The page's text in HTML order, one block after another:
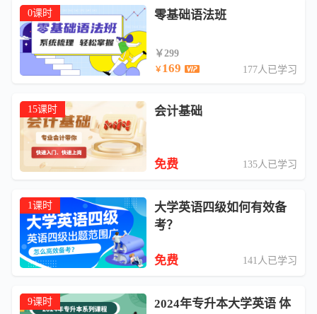
0课时 零基础语法班
￥299
￥169 177人已学习
15课时 会计基础
免费 135人已学习
1课时
大学英语四级如何有效备
考？
免费 141人已学习
9课时
2024年专升本大学英语 体